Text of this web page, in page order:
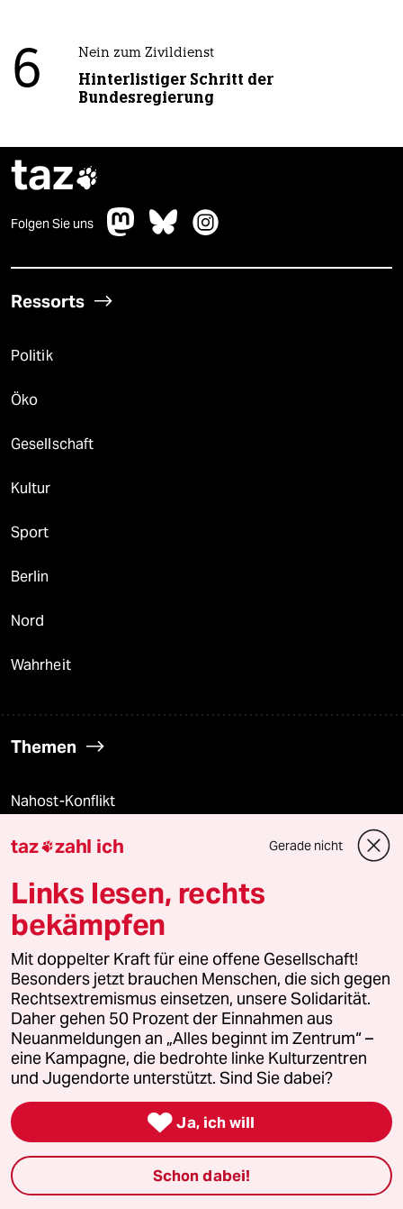
6 Nein zum Zivildienst
Hinterlistiger Schritt der
Bundesregierung
taz
Folgen Sie uns
Ressorts
Politik
Öko
Gesellschaft
Kultur
Sport
Berlin
Nord
Wahrheit
Themen
Nahost-Konflikt
USA unter Trump
Landtagswahl in Sachsen-Anhalt
Verlag
Aktuelles
Hausblog
Die Seitenwende
Stellen
taz zahl ich Gerade nicht
Links lesen, rechts
bekämpfen
Mit doppelter Kraft für eine offene Gesellschaft!
Besonders jetzt brauchen Menschen, die sich gegen
Rechtsextremismus einsetzen, unsere Solidarität.
Daher gehen 50 Prozent der Einnahmen aus
Neuanmeldungen an „Alles beginnt im Zentrum“ –
eine Kampagne, die bedrohte linke Kulturzentren
und Jugendorte unterstützt. Sind Sie dabei?
 Ja, ich will
Schon dabei!